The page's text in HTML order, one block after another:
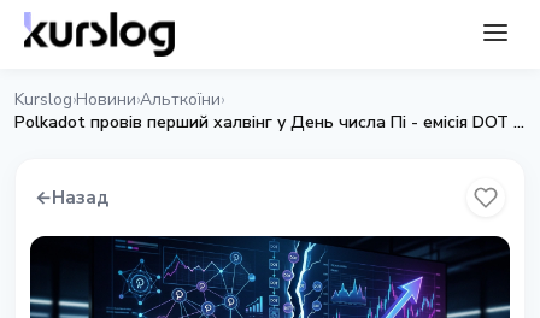
Kurslog›Новини›Альткоїни›
Polkadot провів перший халвінг у День числа Пі - емісія DOT скорочена на 53,6%
←Назад